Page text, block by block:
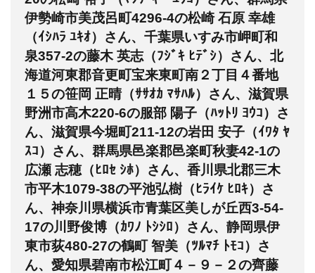
伊勢崎市美茂呂町4296-4の松崎 石原 幸雄
（ｲｼﾊﾗ ﾕｷｵ）さん、千葉県いすみ市岬町和
泉357-2の藤木 英志（ﾌｼﾞｷ ﾋﾃﾞｼ）さん、北
海道河東郡音更町宝来東町南２丁目４番地
１５の笹岡 正晴（ｻｻｵｶ ﾏｻﾊﾙ）さん、滋賀県
野洲市高木220-6の服部 陽子（ﾊｯﾄﾘ ﾖｳｺ）さ
ん、滋賀県今堀町211-12の岩田 安子（ｲﾜﾀ ﾔ
ｽｺ）さん、群馬県邑楽郡邑楽町秋妻42-1の
広瀬 志穂（ﾋﾛｾ ｼﾎ）さん、香川県北郡三木
市平木1079-38の平池弘樹（ﾋﾗｲｹ ﾋﾛｷ）さ
ん、神奈川県横浜市青葉区美しが丘西3-54-
17の川野俊博（ｶﾜﾉ ﾄｼｼﾛ）さん、静岡県伊
東市荻480-27の鶴町 智美（ﾂﾙﾏﾁ ﾄﾓｺ）さ
ん、愛知県碧南市松江町４－９－２の齊藤